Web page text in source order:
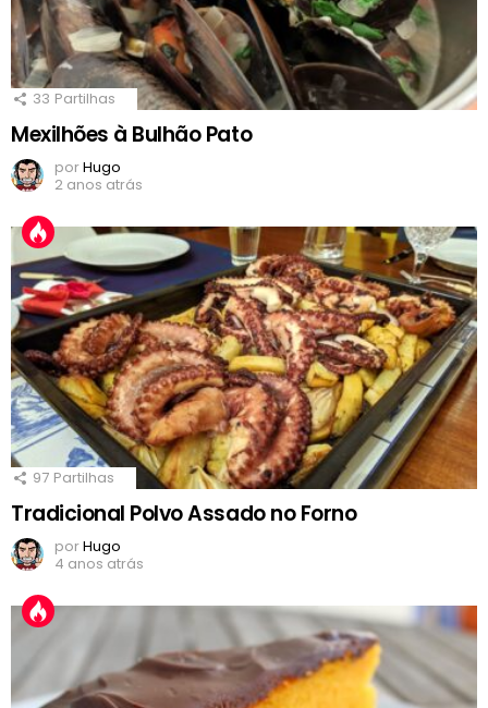
33 Partilhas
Mexilhões à Bulhão Pato
porHugo
2 anos atrás
97 Partilhas
Tradicional Polvo Assado no Forno
porHugo
4 anos atrás